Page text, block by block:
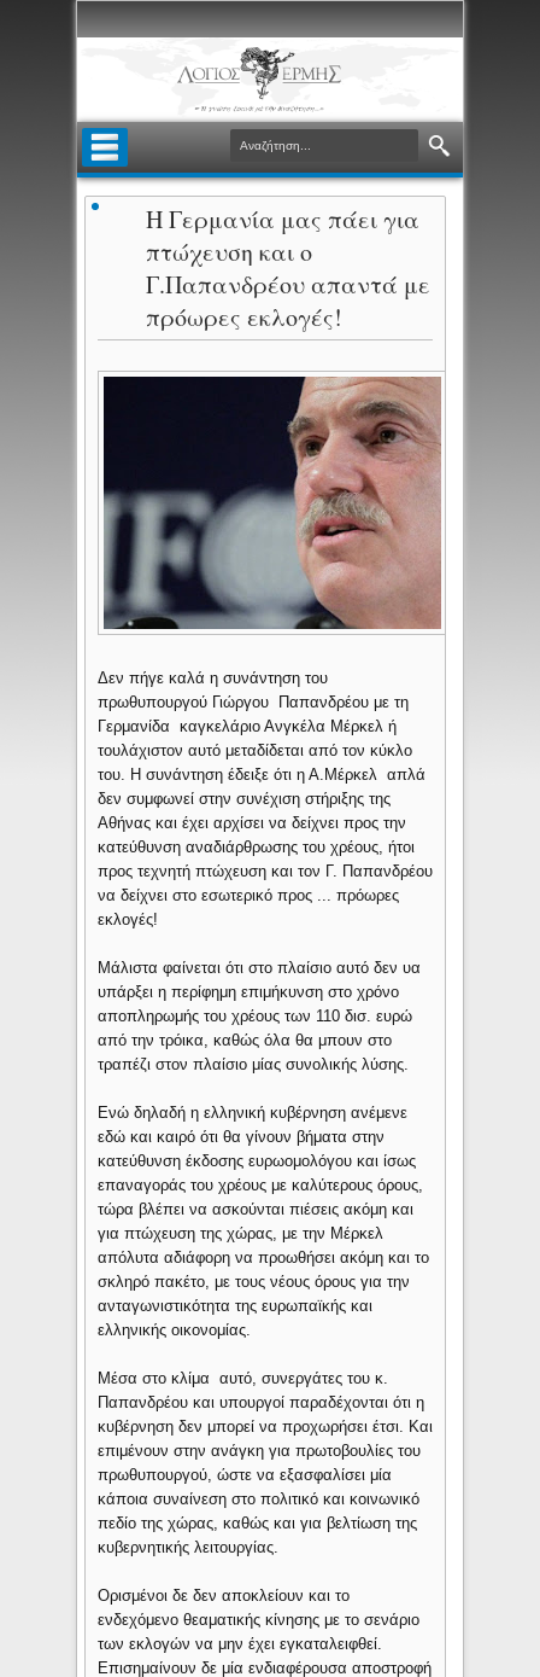
Η Γερμανία μας πάει για
πτώχευση και ο
Γ.Παπανδρέου απαντά με
πρόωρες εκλογές!
Δεν πήγε καλά η συνάντηση του
πρωθυπουργού Γιώργου Παπανδρέου με τη
Γερμανίδα καγκελάριο Ανγκέλα Μέρκελ ή
τουλάχιστον αυτό μεταδίδεται από τον κύκλο
του. Η συνάντηση έδειξε ότι η Α.Μέρκελ απλά
δεν συμφωνεί στην συνέχιση στήριξης της
Αθήνας και έχει αρχίσει να δείχνει προς την
κατεύθυνση αναδιάρθρωσης του χρέους, ήτοι
προς τεχνητή πτώχευση και τον Γ. Παπανδρέου
να δείχνει στο εσωτερικό προς ... πρόωρες
εκλογές!
Μάλιστα φαίνεται ότι στο πλαίσιο αυτό δεν υα
υπάρξει η περίφημη επιμήκυνση στο χρόνο
αποπληρωμής του χρέους των 110 δισ. ευρώ
από την τρόικα, καθώς όλα θα μπουν στο
τραπέζι στον πλαίσιο μίας συνολικής λύσης.
Ενώ δηλαδή η ελληνική κυβέρνηση ανέμενε
εδώ και καιρό ότι θα γίνουν βήματα στην
κατεύθυνση έκδοσης ευρωομολόγου και ίσως
επαναγοράς του χρέους με καλύτερους όρους,
τώρα βλέπει να ασκούνται πιέσεις ακόμη και
για πτώχευση της χώρας, με την Μέρκελ
απόλυτα αδιάφορη να προωθήσει ακόμη και το
σκληρό πακέτο, με τους νέους όρους για την
ανταγωνιστικότητα της ευρωπαϊκής και
ελληνικής οικονομίας.
Μέσα στο κλίμα αυτό, συνεργάτες του κ.
Παπανδρέου και υπουργοί παραδέχονται ότι η
κυβέρνηση δεν μπορεί να προχωρήσει έτσι. Και
επιμένουν στην ανάγκη για πρωτοβουλίες του
πρωθυπουργού, ώστε να εξασφαλίσει μία
κάποια συναίνεση στο πολιτικό και κοινωνικό
πεδίο της χώρας, καθώς και για βελτίωση της
κυβερνητικής λειτουργίας.
Ορισμένοι δε δεν αποκλείουν και το
ενδεχόμενο θεαματικής κίνησης με το σενάριο
των εκλογών να μην έχει εγκαταλειφθεί.
Επισημαίνουν δε μία ενδιαφέρουσα αποστροφή